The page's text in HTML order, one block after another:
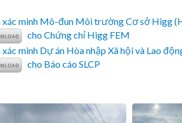
xác minh Mô-đun Môi trường Cơ sở Higg
cho Chứng chỉ Higg FEM
minh Dự án Hòa nhập Xã hội và Lao
cho Báo cáo SLCP